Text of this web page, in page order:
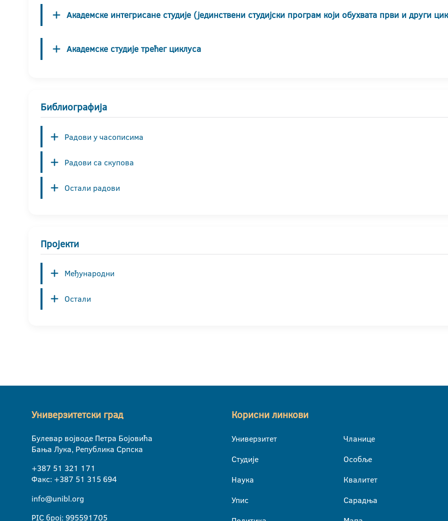
Академске интегрисане студије (јединствени студијски програм који обухвата први и други
Академске студије трећег циклуса
Библиографија
Радови у часописима
Радови са скупова
Остали радови
Пројекти
Међународни
Остали
Универзитетски град
Булевар војводе Петра Бојовића
Бања Лука, Република Српска
+387 51 321 171
Факс: +387 51 315 694
info@unibl.org
PIC број: 995591705
Корисни линкови
Универзитет
Студије
Наука
Упис
Чланице
Особље
Квалитет
Сарадња